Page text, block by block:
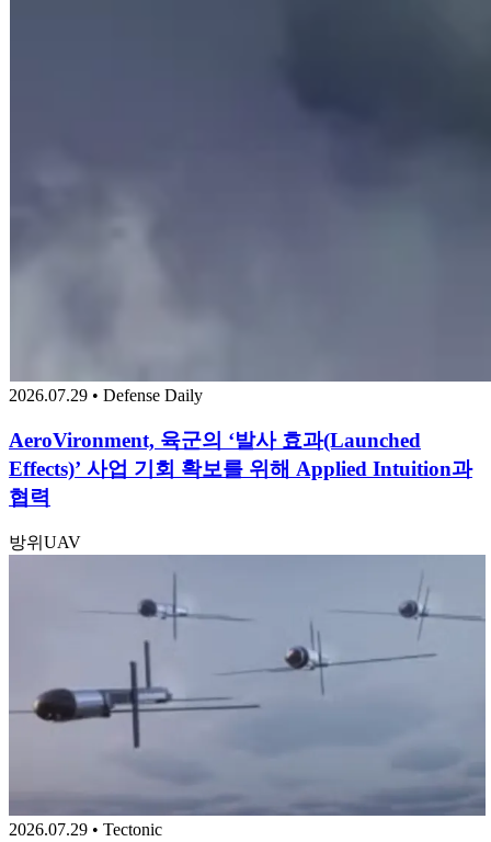
2026.07.29 • Defense Daily
AeroVironment, 육군의 ‘발사 효과(Launched
Effects)’ 사업 기회 확보를 위해 Applied Intuition과
협력
방위 UAV
2026.07.29 • Tectonic